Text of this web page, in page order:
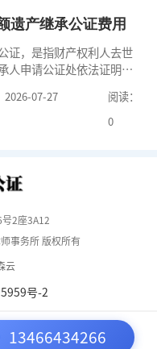
咨询告诉大家，我们有必
公证机构？了解这些不仅
根
遗产继承公证费用
证，是指财产权利人去世
人申请公证处依法证明继
。通过公证，继承人可以
承权的公证书办理遗产过
办理继承公证的时候，需
2026-07-27
阅读：
0
13466434266
2座3A12
事务所 版权所有
云
号-2